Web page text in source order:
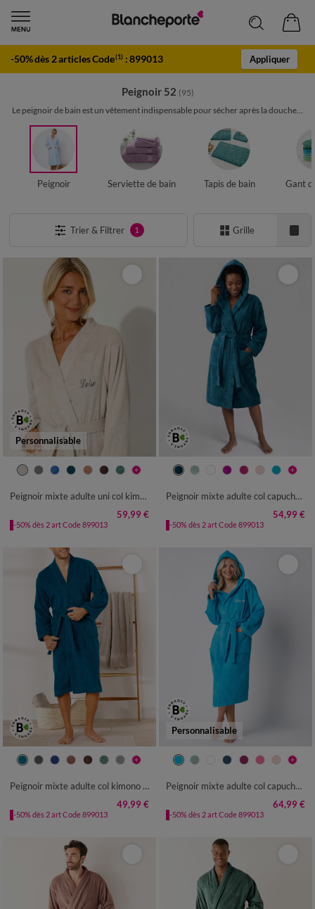
-50% dès 2 articles Code(1) :899013 Appliquer
Peignoir 52 (95)
Le peignoir de bain est un vêtement indispensable pour sécher après la douche...
Peignoir Serviette de bain Tapis de bain Gant
Trier & Filtrer 1 Grille
Personnalisable
34/36 38/40 42/44
46/48
Peignoir mixte adulte uni col kimono personnalisé - éponge bouclette 380 g/m²
59,99 €
-50% dès 2 art Code 899013
34/36 38/40 42/44
46/48
Peignoir mixte adulte col capuche - éponge bouclette 380 g/m²
54,99 €
-50% dès 2 art Code 899013
34/36 38/40 42/44
46/48
Peignoir mixte adulte col kimono - éponge bouclette 380 g/m²
49,99 €
-50% dès 2 art Code 899013
Personnalisable
34/36 38/40 42/44
46/48
Peignoir mixte adulte col capuche personnalisé - éponge bouclette 380 g/m²
64,99 €
-50% dès 2 art Code 899013